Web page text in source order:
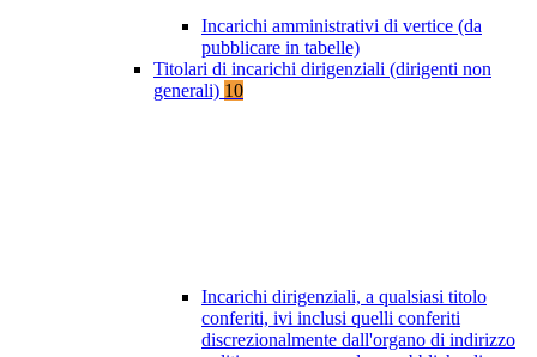
Incarichi amministrativi di vertice (da
pubblicare in tabelle)
Titolari di incarichi dirigenziali (dirigenti non
generali) 10
Incarichi dirigenziali, a qualsiasi titolo
conferiti, ivi inclusi quelli conferiti
discrezionalmente dall'organo di indirizzo